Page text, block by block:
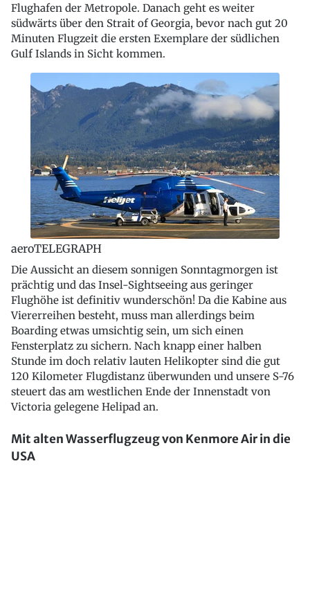
Flughafen der Metropole. Danach geht es weiter
südwärts über den Strait of Georgia, bevor nach gut 20
Minuten Flugzeit die ersten Exemplare der südlichen
Gulf Islands in Sicht kommen.
aeroTELEGRAPH
Die Aussicht an diesem sonnigen Sonntagmorgen ist
prächtig und das Insel-Sightseeing aus geringer
Flughöhe ist definitiv wunderschön! Da die Kabine aus
Viererreihen besteht, muss man allerdings beim
Boarding etwas umsichtig sein, um sich einen
Fensterplatz zu sichern. Nach knapp einer halben
Stunde im doch relativ lauten Helikopter sind die gut
120 Kilometer Flugdistanz überwunden und unsere S-76
steuert das am westlichen Ende der Innenstadt von
Victoria gelegene Helipad an.
Mit alten Wasserflugzeug von Kenmore Air in die
USA